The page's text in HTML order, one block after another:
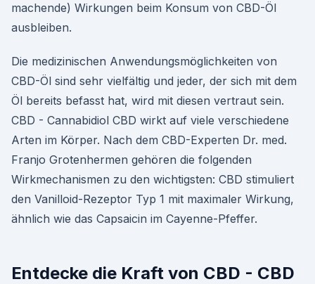
machende) Wirkungen beim Konsum von CBD-Öl
ausbleiben.
Die medizinischen Anwendungsmöglichkeiten von
CBD-Öl sind sehr vielfältig und jeder, der sich mit dem
Öl bereits befasst hat, wird mit diesen vertraut sein.
CBD - Cannabidiol CBD wirkt auf viele verschiedene
Arten im Körper. Nach dem CBD-Experten Dr. med.
Franjo Grotenhermen gehören die folgenden
Wirkmechanismen zu den wichtigsten: CBD stimuliert
den Vanilloid-Rezeptor Typ 1 mit maximaler Wirkung,
ähnlich wie das Capsaicin im Cayenne-Pfeffer.
Entdecke die Kraft von CBD - CBD